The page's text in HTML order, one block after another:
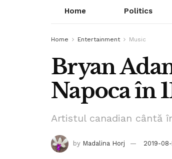
Home Politics
Home Entertainment Music
Bryan
Napoca în
Artistul canadian cântă
by Madalina Horj 2019-